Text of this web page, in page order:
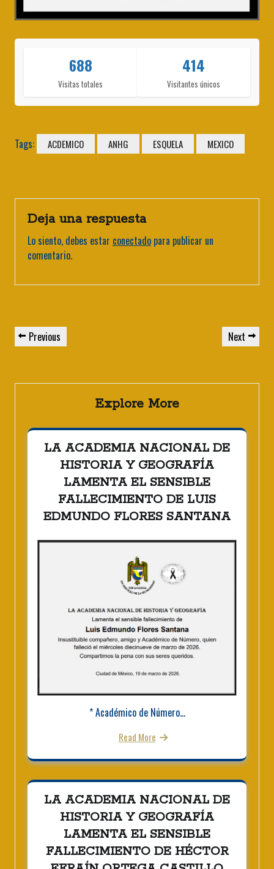
688
Visitas totales
414
Visitantes únicos
Tags: ACDEMICO ANHG ESQUELA MEXICO
Deja una respuesta
Lo siento, debes estar conectado para publicar un
comentario.
Navegación
de
Previous
Post
Previous
Next
Post
Next
Explore More
LA ACADEMIA NACIONAL DE
HISTORIA Y GEOGRAFÍA
LAMENTA EL SENSIBLE
FALLECIMIENTO DE LUIS
EDMUNDO FLORES SANTANA
* Académico de Número...
Read More
LA ACADEMIA NACIONAL DE
HISTORIA Y GEOGRAFÍA
LAMENTA EL SENSIBLE
FALLECIMIENTO DE HÉCTOR